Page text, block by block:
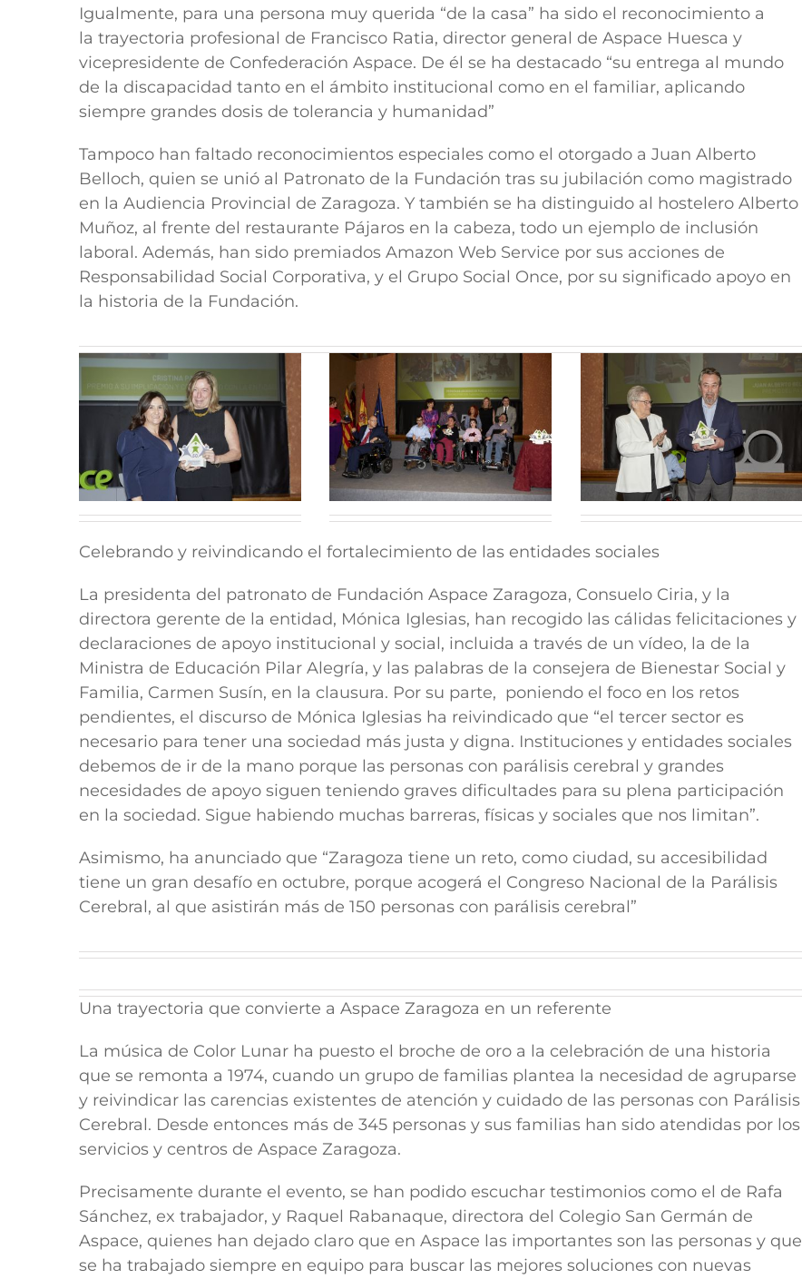
Igualmente, para una persona muy querida “de la casa” ha sido el reconocimiento a
la trayectoria profesional de Francisco Ratia, director general de Aspace Huesca y
vicepresidente de Confederación Aspace. De él se ha destacado “su entrega al mundo
de la discapacidad tanto en el ámbito institucional como en el familiar, aplicando
siempre grandes dosis de tolerancia y humanidad”
Tampoco han faltado reconocimientos especiales como el otorgado a Juan Alberto
Belloch, quien se unió al Patronato de la Fundación tras su jubilación como magistrado
en la Audiencia Provincial de Zaragoza. Y también se ha distinguido al hostelero Alberto
Muñoz, al frente del restaurante Pájaros en la cabeza, todo un ejemplo de inclusión
laboral. Además, han sido premiados Amazon Web Service por sus acciones de
Responsabilidad Social Corporativa, y el Grupo Social Once, por su significado apoyo en
la historia de la Fundación.
Celebrando y reivindicando el fortalecimiento de las entidades sociales
La presidenta del patronato de Fundación Aspace Zaragoza, Consuelo Ciria, y la
directora gerente de la entidad, Mónica Iglesias, han recogido las cálidas felicitaciones y
declaraciones de apoyo institucional y social, incluida a través de un vídeo, la de la
Ministra de Educación Pilar Alegría, y las palabras de la consejera de Bienestar Social y
Familia, Carmen Susín, en la clausura. Por su parte, poniendo el foco en los retos
pendientes, el discurso de Mónica Iglesias ha reivindicado que “el tercer sector es
necesario para tener una sociedad más justa y digna. Instituciones y entidades sociales
debemos de ir de la mano porque las personas con parálisis cerebral y grandes
necesidades de apoyo siguen teniendo graves dificultades para su plena participación
en la sociedad. Sigue habiendo muchas barreras, físicas y sociales que nos limitan”.
Asimismo, ha anunciado que “Zaragoza tiene un reto, como ciudad, su accesibilidad
tiene un gran desafío en octubre, porque acogerá el Congreso Nacional de la Parálisis
Cerebral, al que asistirán más de 150 personas con parálisis cerebral”
Una trayectoria que convierte a Aspace Zaragoza en un referente
La música de Color Lunar ha puesto el broche de oro a la celebración de una historia
que se remonta a 1974, cuando un grupo de familias plantea la necesidad de agruparse
y reivindicar las carencias existentes de atención y cuidado de las personas con Parálisis
Cerebral. Desde entonces más de 345 personas y sus familias han sido atendidas por los
servicios y centros de Aspace Zaragoza.
Precisamente durante el evento, se han podido escuchar testimonios como el de Rafa
Sánchez, ex trabajador, y Raquel Rabanaque, directora del Colegio San Germán de
Aspace, quienes han dejado claro que en Aspace las importantes son las personas y que
se ha trabajado siempre en equipo para buscar las mejores soluciones con nuevas